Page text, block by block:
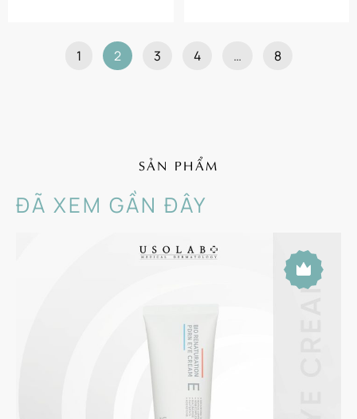
1 2 3 4 … 8
SẢN PHẨM
ĐÃ XEM GẦN ĐÂY